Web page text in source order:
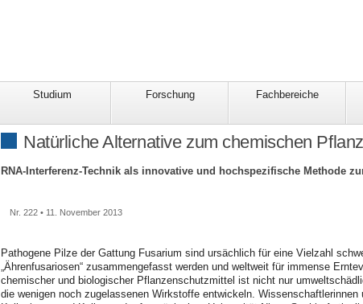
Studium Forschung Fachbereiche
Natürliche Alternative zum chemischen
RNA-Interferenz-Technik als innovative und hochspezifische Methode
Nr. 222 • 11. November 2013
Pathogene Pilze der Gattung Fusarium sind ursächlich für eine Vielzahl
„Ährenfusariosen“ zusammengefasst werden und weltweit für immense
chemischer und biologischer Pflanzenschutzmittel ist nicht nur
die wenigen noch zugelassenen Wirkstoffe entwickeln.